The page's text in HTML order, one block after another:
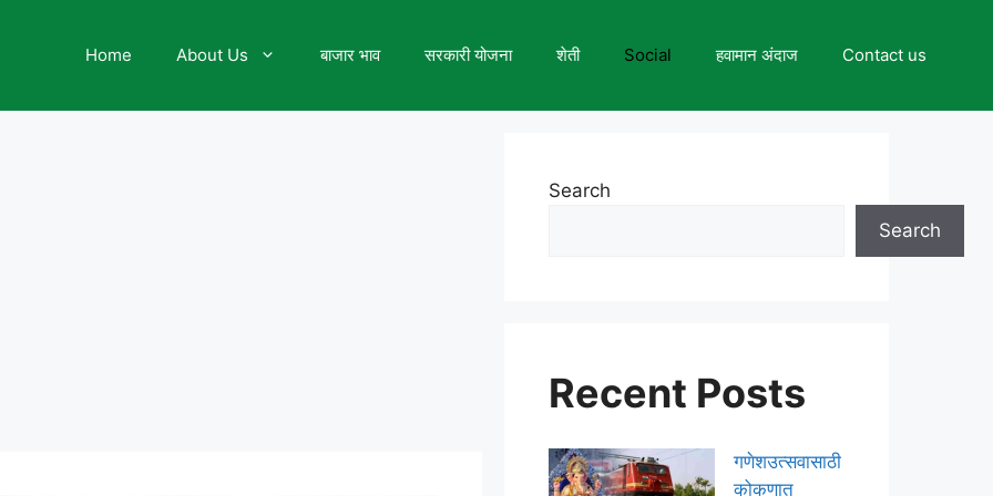
Home About Us बाजार भाव सरकारी योजना शेती Social हवामान अंदाज Contact us
Search
Search
Recent Posts
गणेशउत्सवासाठी
कोकणात